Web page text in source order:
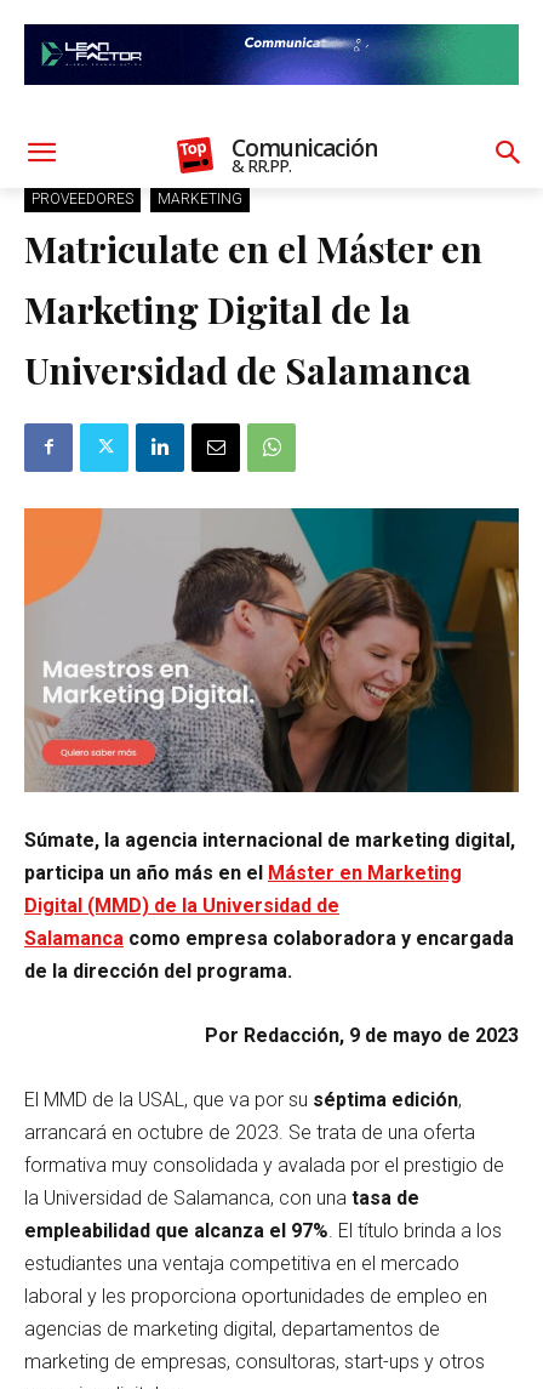
Comunicación
& RR.PP.
PROVEEDORES MARKETING
Matriculate en el Máster en
Marketing Digital de la
Universidad de Salamanca
Súmate, la agencia internacional de marketing digital,
participa un año más en el
Máster en Marketing
Digital (MMD) de la Universidad de
Salamanca como empresa colaboradora y encargada
de la dirección del programa.
Por Redacción, 9 de mayo de 2023
El MMD de la USAL, que va por su séptima edición,
arrancará en octubre de 2023. Se trata de una oferta
formativa muy consolidada y avalada por el prestigio de
la Universidad de Salamanca, con una tasa de
empleabilidad que alcanza el 97%. El título brinda a los
estudiantes una ventaja competitiva en el mercado
laboral y les proporciona oportunidades de empleo en
agencias de marketing digital, departamentos de
marketing de empresas, consultoras, start-ups y otros